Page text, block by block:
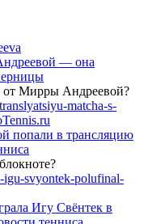
— она
от Мирры Андреевой?
попали в трансляцию
Игу Свёнтек в